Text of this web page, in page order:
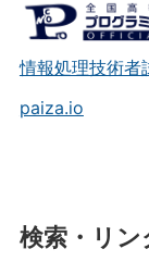
情報処理技術者
paiza.io
検索・リン